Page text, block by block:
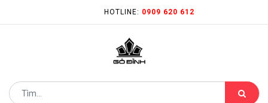
HOTLINE: 0909 620 612